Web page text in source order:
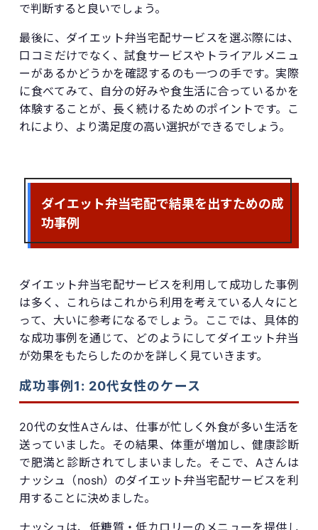
で判断すると良いでしょう。
最後に、ダイエット弁当宅配サービスを選ぶ際には、
口コミだけでなく、試食サービスやトライアルメニュ
ーがあるかどうかを確認するのも一つの手です。実際
に食べてみて、自分の好みや食生活に合っているかを
体験することが、長く続けるためのポイントです。こ
れにより、より満足度の高い選択ができるでしょう。
ダイエット弁当宅配で結果を出すための成
功事例
ダイエット弁当宅配サービスを利用して成功した事例
は多く、これらはこれから利用を考えている人々にと
って、大いに参考になるでしょう。ここでは、具体的
な成功事例を通じて、どのようにしてダイエット弁当
が効果をもたらしたのかを詳しく見ていきます。
成功事例1: 20代女性のケース
20代の女性Aさんは、仕事が忙しく外食が多い生活を
送っていました。その結果、体重が増加し、健康診断
で肥満と診断されてしまいました。そこで、Aさんは
ナッシュ（nosh）のダイエット弁当宅配サービスを利
用することに決めました。
ナッシュは、低糖質・低カロリーのメニューを提供し